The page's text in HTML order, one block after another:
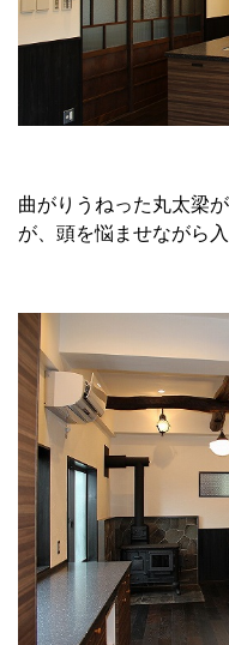
曲がりうねった丸太梁
が、頭を悩ませながら